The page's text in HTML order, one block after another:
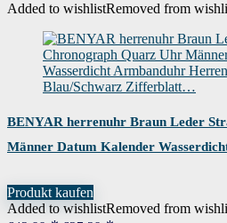
Added to wishlistRemoved from
BENYAR herrenuhr Braun Leder
Männer Datum Kalender
Produkt kaufen
Added to wishlistRemoved from